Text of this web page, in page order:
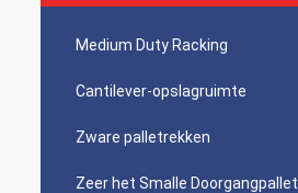
Medium Duty Racking
Cantilever-opslagruimte
Zware palletrekken
Zeer het Smalle Doorgangpallet